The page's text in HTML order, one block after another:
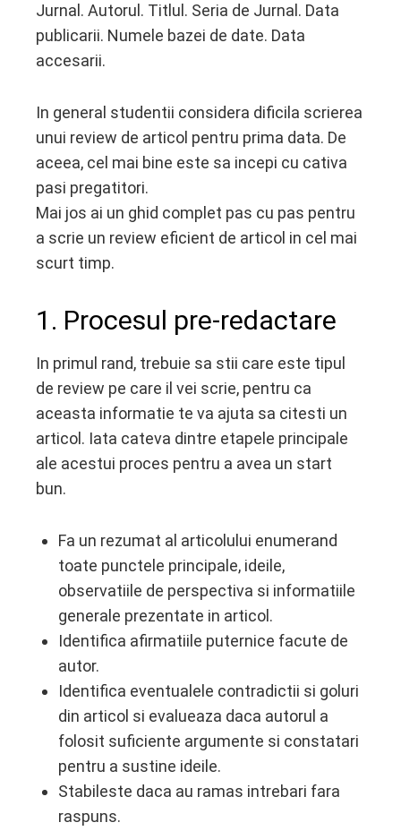
Jurnal. Autorul. Titlul. Seria de Jurnal. Data
publicarii. Numele bazei de date. Data
accesarii.
In general studentii considera dificila scrierea
unui review de articol pentru prima data. De
aceea, cel mai bine este sa incepi cu cativa
pasi pregatitori.
Mai jos ai un ghid complet pas cu pas pentru
a scrie un review eficient de articol in cel mai
scurt timp.
1. Procesul pre-redactare
In primul rand, trebuie sa stii care este tipul
de review pe care il vei scrie, pentru ca
aceasta informatie te va ajuta sa citesti un
articol. Iata cateva dintre etapele principale
ale acestui proces pentru a avea un start
bun.
Fa un rezumat al articolului enumerand
toate punctele principale, ideile,
observatiile de perspectiva si informatiile
generale prezentate in articol.
Identifica afirmatiile puternice facute de
autor.
Identifica eventualele contradictii si goluri
din articol si evalueaza daca autorul a
folosit suficiente argumente si constatari
pentru a sustine ideile.
Stabileste daca au ramas intrebari fara
raspuns.